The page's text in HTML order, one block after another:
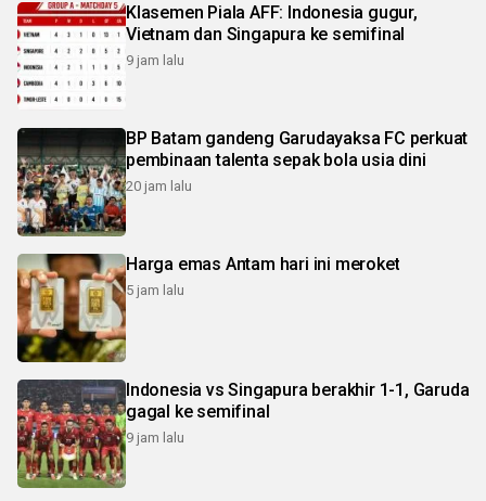
Klasemen Piala AFF: Indonesia gugur,
Vietnam dan Singapura ke semifinal
9 jam lalu
BP Batam gandeng Garudayaksa FC perkuat
pembinaan talenta sepak bola usia dini
20 jam lalu
Harga emas Antam hari ini meroket
5 jam lalu
Indonesia vs Singapura berakhir 1-1, Garuda
gagal ke semifinal
9 jam lalu